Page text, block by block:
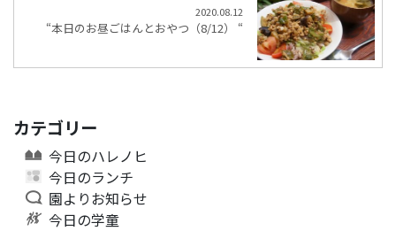
2020.08.12
“本日のお昼ごはんとおやつ（8/12） “
カテゴリー
今日のハレノヒ
今日のランチ
園よりお知らせ
今日の学童